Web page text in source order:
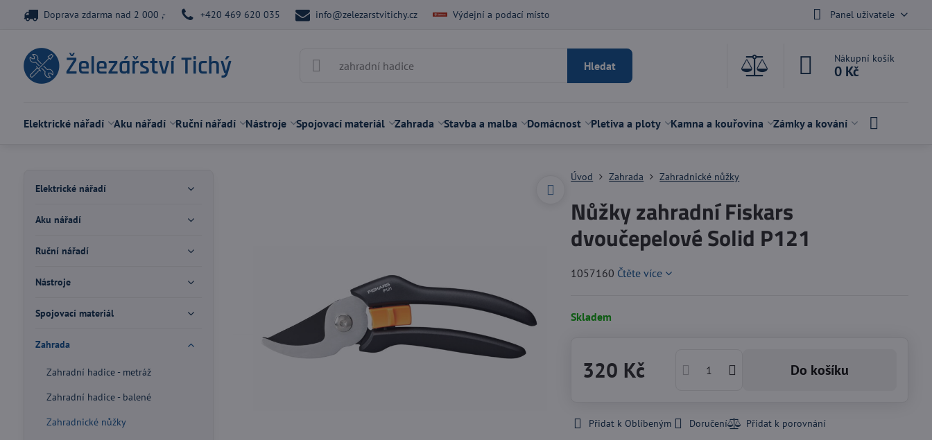
Doprava zdarma nad 2 000 ,- +420 469 620 035 info@zelezarstvitichy.cz Výdejní a podací místo Panel uživatele
Hledat
Nákupní košík
0 Kč
Elektrické nářadí Aku nářadí Ruční nářadí Nástroje Spojovací materiál Zahrada Stavba a malba Domácnost Pletiva a ploty Kamna a kouřovina Zámky a kování
Úvod Zahrada Zahradnické nůžky
Nůžky zahradní Fiskars
dvoučepelové Solid P121
1057160 Čtěte více
Skladem
320 Kč Do košíku
Přidat k Oblíbeným Doručení
Elektrické nářadí
Aku nářadí
Ruční nářadí
Nástroje
Spojovací materiál
Zahrada
Zahradní hadice - metráž
Zahradní hadice - balené
Zahradnické nůžky